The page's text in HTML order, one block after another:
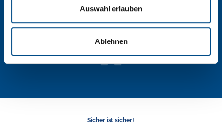
Auswahl erlauben
Ablehnen
Sicher ist sicher!